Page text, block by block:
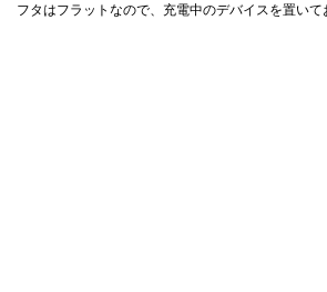
フタはフラットなので、充電中のデバイスを置いて